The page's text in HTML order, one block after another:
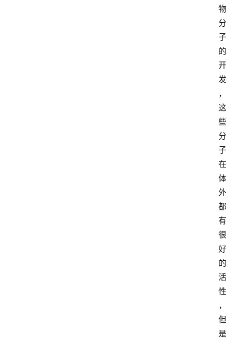
物
分
子
的
开
发
，
这
些
分
子
在
体
外
都
有
很
好
的
活
性
，
但
是